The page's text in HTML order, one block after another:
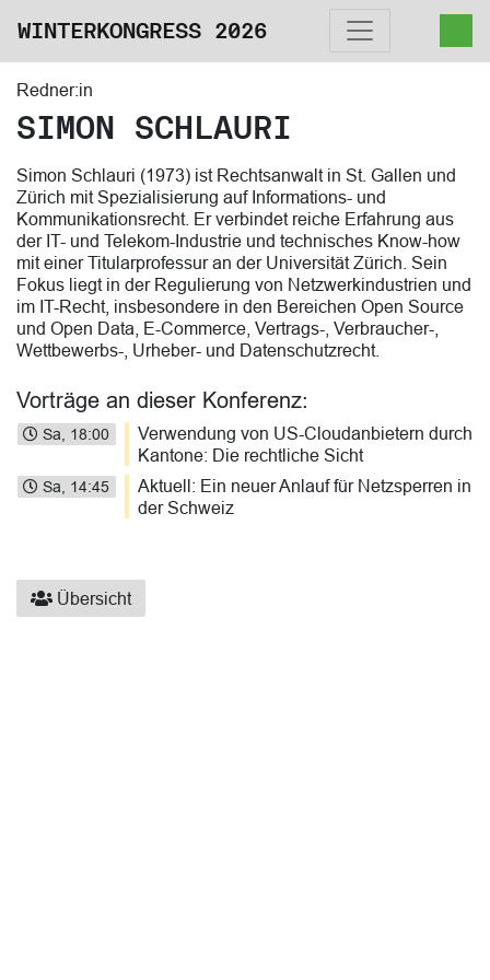
WINTERKONGRESS 2026
Redner:in
SIMON SCHLAURI
Simon Schlauri (1973) ist Rechtsanwalt in St. Gallen und
Zürich mit Spezialisierung auf Informations- und
Kommunikationsrecht. Er verbindet reiche Erfahrung aus
der IT- und Telekom-Industrie und technisches Know-how
mit einer Titularprofessur an der Universität Zürich. Sein
Fokus liegt in der Regulierung von Netzwerkindustrien und
im IT-Recht, insbesondere in den Bereichen Open Source
und Open Data, E-Commerce, Vertrags-, Verbraucher-,
Wettbewerbs-, Urheber- und Datenschutzrecht.
Vorträge an dieser Konferenz:
Sa, 18:00
Verwendung von US-Cloudanbietern durch
Kantone: Die rechtliche Sicht
Sa, 14:45
Aktuell: Ein neuer Anlauf für Netzsperren in
der Schweiz
Übersicht